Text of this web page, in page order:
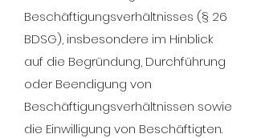
Beschäftigungsverhältnisses (§ 26
BDSG), insbesondere im Hinblick
auf die Begründung, Durchführung
oder Beendigung von
Beschäftigungsverhältnissen sowie
die Einwilligung von Beschäftigten.